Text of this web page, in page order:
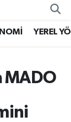
YEREL
MADO